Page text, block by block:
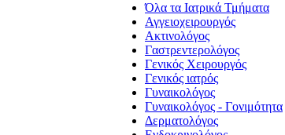
Όλα τα Ιατρικά Τμήματα
Αγγειοχειρουργός
Ακτινολόγος
Γαστρεντερολόγος
Γενικός Χειρουργός
Γενικός ιατρός
Γυναικολόγος
Γυναικολόγος - Γονιμότητα
Δερματολόγος